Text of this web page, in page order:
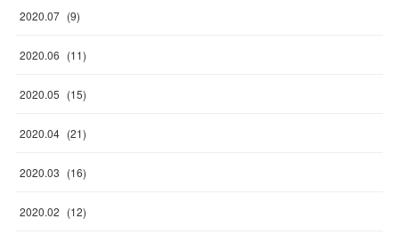
2020.07 (9)
2020.06 (11)
2020.05 (15)
2020.04 (21)
2020.03 (16)
2020.02 (12)